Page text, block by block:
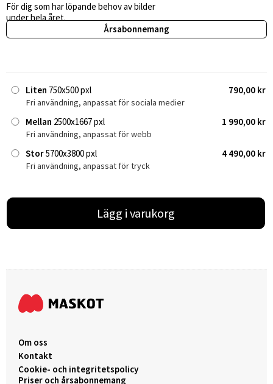
För dig som har löpande behov av bilder
under hela året.
Årsabonnemang
Liten 750x500 pxl 790,00 kr
Fri användning, anpassat för sociala medier
Mellan 2500x1667 pxl 1 990,00 kr
Fri användning, anpassat för webb
Stor5700x3800 pxl 4 490,00 kr
Fri användning, anpassat för tryck
Lägg i varukorg
Om oss
Kontakt
Cookie- och integritetspolicy
Priser och årsabonnemang